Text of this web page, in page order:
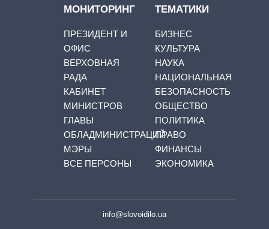
МОНИТОРИНГ
ПРЕЗИДЕНТ И
ОФИС
ВЕРХОВНАЯ
РАДА
КАБИНЕТ
МИНИСТРОВ
ГЛАВЫ
ОБЛАДМИНИСТРАЦИЙ
МЭРЫ
ВСЕ ПЕРСОНЫ
ТЕМАТИКИ
БИЗНЕС
КУЛЬТУРА
НАУКА
НАЦИОНАЛЬНАЯ
БЕЗОПАСНОСТЬ
ОБЩЕСТВО
ПОЛИТИКА
ПРАВО
ФИНАНСЫ
ЭКОНОМИКА
info@slovoidilo.ua